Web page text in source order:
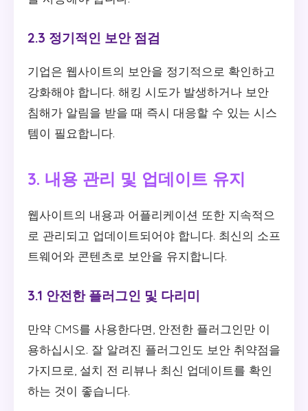
2.3 정기적인 보안 점검
기업은 웹사이트의 보안을 정기적으로 확인하고
강화해야 합니다. 해킹 시도가 발생하거나 보안
침해가 알림을 받을 때 즉시 대응할 수 있는 시스
템이 필요합니다.
3. 내용 관리 및 업데이트 유지
웹사이트의 내용과 어플리케이션 또한 지속적으
로 관리되고 업데이트되어야 합니다. 최신의 소프
트웨어와 콘텐츠로 보안을 유지합니다.
3.1 안전한 플러그인 및 다리미
만약 CMS를 사용한다면, 안전한 플러그인만 이
용하십시오. 잘 알려진 플러그인도 보안 취약점을
가지므로, 설치 전 리뷰나 최신 업데이트를 확인
하는 것이 좋습니다.